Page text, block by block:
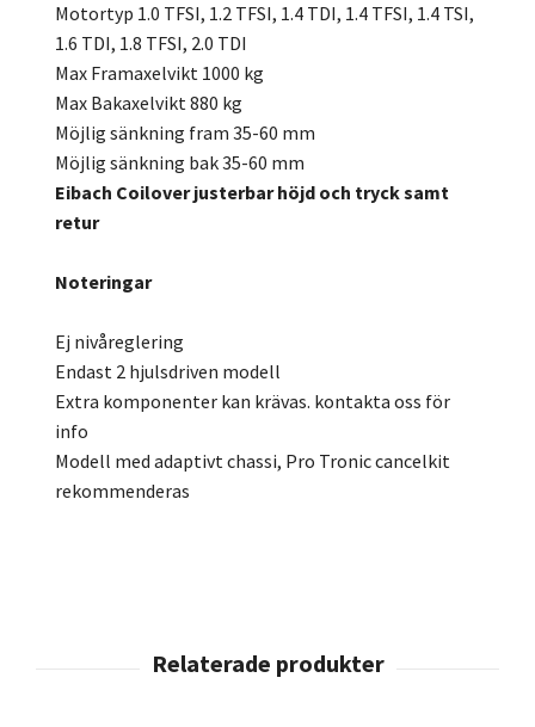
Motortyp 1.0 TFSI, 1.2 TFSI, 1.4 TDI, 1.4 TFSI, 1.4 TSI,
1.6 TDI, 1.8 TFSI, 2.0 TDI
Max Framaxelvikt 1000 kg
Max Bakaxelvikt 880 kg
Möjlig sänkning fram 35-60 mm
Möjlig sänkning bak 35-60 mm
Eibach Coilover justerbar höjd och tryck samt
retur
Noteringar
Ej nivåreglering
Endast 2 hjulsdriven modell
Extra komponenter kan krävas. kontakta oss för
info
Modell med adaptivt chassi, Pro Tronic cancelkit
rekommenderas